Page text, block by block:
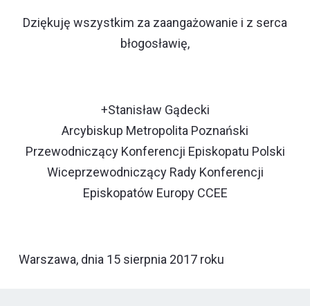
Dziękuję wszystkim za zaangażowanie i z serca
błogosławię,
+Stanisław Gądecki
Arcybiskup Metropolita Poznański
Przewodniczący Konferencji Episkopatu Polski
Wiceprzewodniczący Rady Konferencji
Episkopatów Europy CCEE
Warszawa, dnia 15 sierpnia 2017 roku